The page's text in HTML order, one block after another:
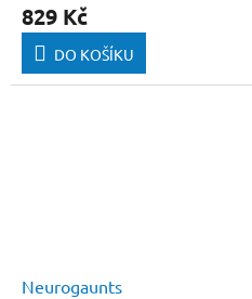
829 Kč
DO KOŠÍKU
Neurogaunts